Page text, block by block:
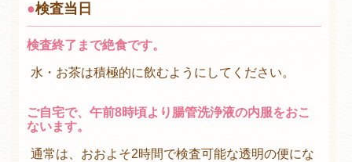
検査当日
検査終了まで絶食です。
水・お茶は積極的に飲むようにしてください。
ご自宅で、午前8時頃より腸管洗浄液の内服をおこ
ないます。
通常は、おおよそ2時間で検査可能な透明の便にな